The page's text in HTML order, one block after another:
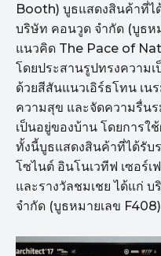
Booth) บูธแสดงสินค้าที่ไ
บริษัท คอนวูด จำกัด (บูธห
แนวคิด The Pace of
โดยประสานรูปทรงความ
ด้วยสีสันแนวเอิร์ธโทน เน
ความสุข และจัดความรื่น
เป็นอยู่ของบ้าน โดยการ
ทั้งนี้บูธแสดงสินค้าที่ได้รับ
โซไนต์ อินโนเวทีฟ เซอร์เ
และรางวัลชมเชย ได้แก่ บ
จำกัด (บูธหมายเลข F408)